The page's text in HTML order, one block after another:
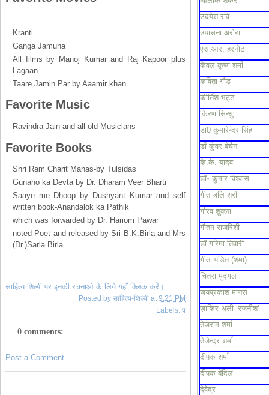
Kranti
Ganga Jamuna
All films by Manoj Kumar and Raj Kapoor plus
Lagaan
Taare Jamin Par by Aaamir khan
Favorite Music
Ravindra Jain and all old Musicians
Favorite Books
Shri Ram Charit Manas-by Tulsidas
Gunaho ka Devta by Dr. Dharam Veer Bharti
Saaye me Dhoop by Dushyant Kumar and self
written book-Anandalok ka Pathik
which was forwarded by Dr. Hariom Pawar
noted Poet and released by Sri B.K.Birla and Mrs
(Dr.)Sarla Birla
साहित्य शिल्पी पर इनकी रचनाओ के लिये यहाँ क्लिक करें।
Posted by साहित्य-शिल्पी at 9:21 PM
Labels: प
0 comments:
Post a Comment
उदयेश रवि
उपासना अरोरा
एस.आर. हरनोट
केवल कृष्ण शर्मा
कविता गौड़
कीर्तिश भट्ट
किरण सिन्धु
डा0 कुमारेन्द्र सिंह
डाँ कुंवर बेचैन
के.के. यादव
डॉ॰ कुमार विश्वास
गीतांजलि श्री
गौरव शुक्ला
गौतम राजरिशी
डॉ गरिमा तिवारी
गीता पंडित (शमा)
चित्रा मुद्गल
जयप्रकाश मानस
ज़ाकिर अली ‘रजनीश’
तेजराम शर्मा
तेजेन्द्र शर्मा
दीपक शर्मा
दीपक बेदिल
देवेद्र